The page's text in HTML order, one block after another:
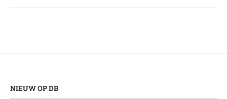
NIEUW OP DB